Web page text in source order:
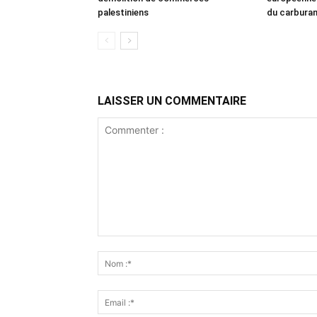
palestiniens
du
LAISSER UN COMMENTAIRE